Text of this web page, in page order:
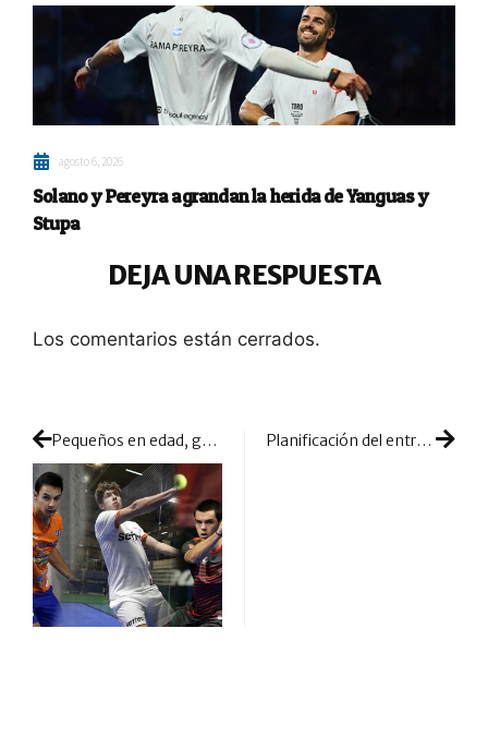
agosto 6, 2026
Solano y Pereyra agrandan la herida de Yanguas y
Stupa
DEJA UNA RESPUESTA
Los comentarios están cerrados.
Pequeños en edad, grandes en progresión Planificación del entrenamiento psicológico para la nueva temporada